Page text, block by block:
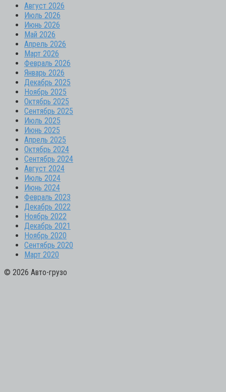
Август 2026
Июль 2026
Июнь 2026
Май 2026
Апрель 2026
Март 2026
Февраль 2026
Январь 2026
Декабрь 2025
Ноябрь 2025
Октябрь 2025
Сентябрь 2025
Июль 2025
Июнь 2025
Апрель 2025
Октябрь 2024
Сентябрь 2024
Август 2024
Июль 2024
Июнь 2024
Февраль 2023
Декабрь 2022
Ноябрь 2022
Декабрь 2021
Ноябрь 2020
Сентябрь 2020
Март 2020
© 2026 Авто-грузо